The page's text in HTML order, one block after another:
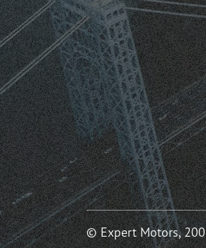
© Expert Motors,